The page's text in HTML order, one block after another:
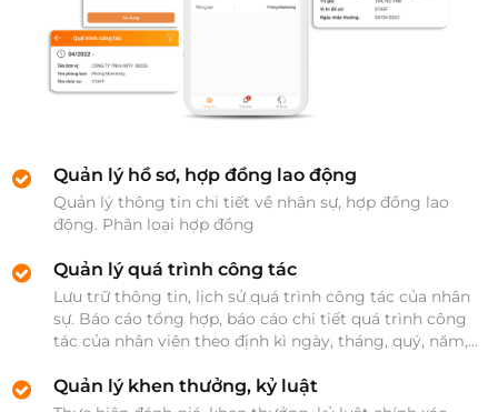
Quản lý hồ sơ, hợp đồng lao động
Quản lý thông tin chi tiết về nhân sự, hợp đồng lao
động. Phân loại hợp đồng
Quản lý quá trình công tác
Lưu trữ thông tin, lịch sử quá trình công tác của nhân
sự. Báo cáo tổng hợp, báo cáo chi tiết quá trình công
tác của nhân viên theo định kì ngày, tháng, quý, năm,...
Quản lý khen thưởng, kỷ luật